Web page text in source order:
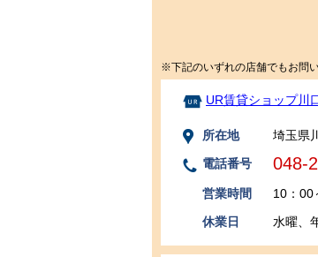
※下記のいずれの店舗でもお問
UR賃貸ショップ川
所在地
埼玉県
電話番号
048-
営業時間
10：00
休業日
水曜、